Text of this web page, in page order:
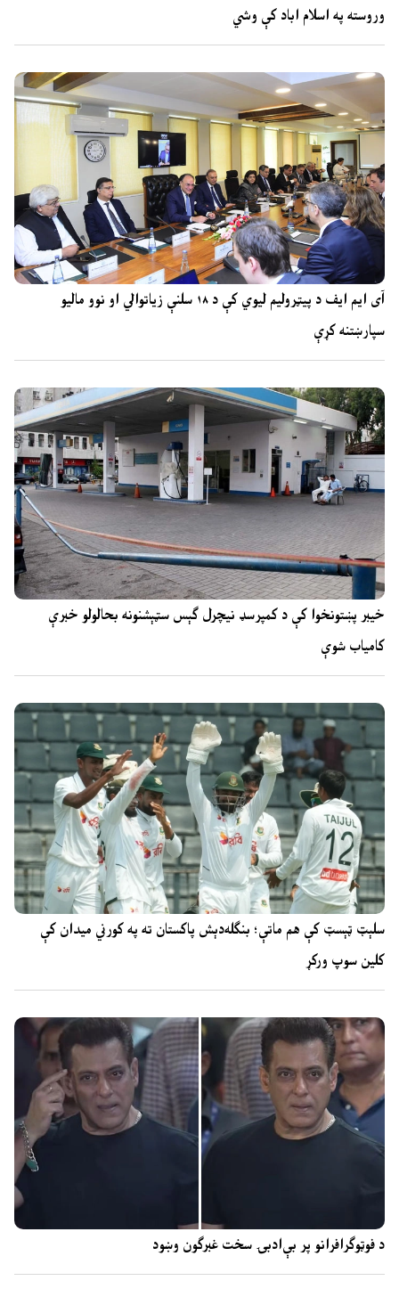
وروسته په اسلام اباد کې وشي
آی ایم ایف د پیټرولیم لیوي کې د ۱۸ سلنې زیاتوالي او نوو مالیو
سپارښتنه کړې
خیبر پښتونخوا کې د کمپرسډ نیچرل ګېس سټېشنونه بحالولو خبرې
کامیاب شوې
سلېټ ټېسټ کې هم ماتې؛ بنګله‌دېش پاکستان ته په کورني میدان کې
کلین سوپ ورکړ
د فوټوګرافرانو پر بې‌ادبۍ سخت غبرګون وښود